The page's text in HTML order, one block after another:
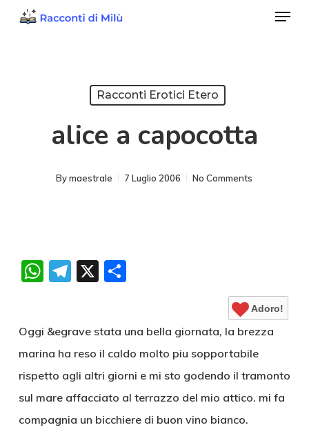
Menu
Racconti Erotici Etero
alice a capocotta
By maestrale 7 Luglio 2006 No Comments
WhatsApp
Telegram
X Condividi
Adoro!
Oggi &egrave stata una bella giornata, la brezza
marina ha reso il caldo molto piu sopportabile
rispetto agli altri giorni e mi sto godendo il tramonto
sul mare affacciato al terrazzo del mio attico. mi fa
compagnia un bicchiere di buon vino bianco.